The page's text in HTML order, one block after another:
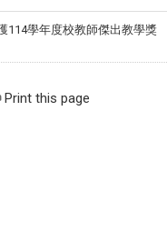
114學年度校教師傑出教學獎
Print this page